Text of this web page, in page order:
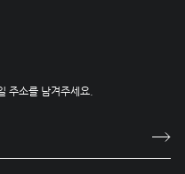
주소를 남겨주세요.